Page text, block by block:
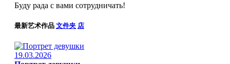
Буду рада с вами сотрудничать!
最新艺术作品 文件夹 店
19.03.2026